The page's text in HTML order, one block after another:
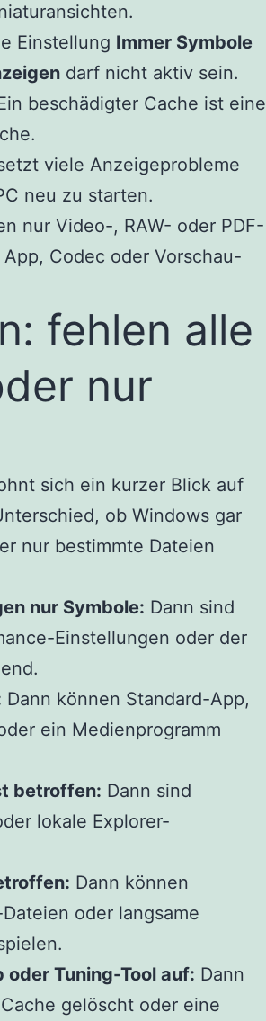
Einstellung Immer Symbole
darf nicht aktiv sein.
beschädigter Cache ist eine
viele Anzeigeprobleme
neu zu starten.
nur Video-, RAW- oder PDF-
Codec oder Vorschau-
fehlen alle
nur
sich ein kurzer Blick auf
ob Windows gar
nur bestimmte Dateien
nur Symbole: Dann sind
Einstellungen oder der
Dann können Standard-App,
ein Medienprogramm
betroffen: Dann sind
lokale Explorer-
Dann können
oder langsame
oder Tuning-Tool auf: Dann
gelöscht oder eine